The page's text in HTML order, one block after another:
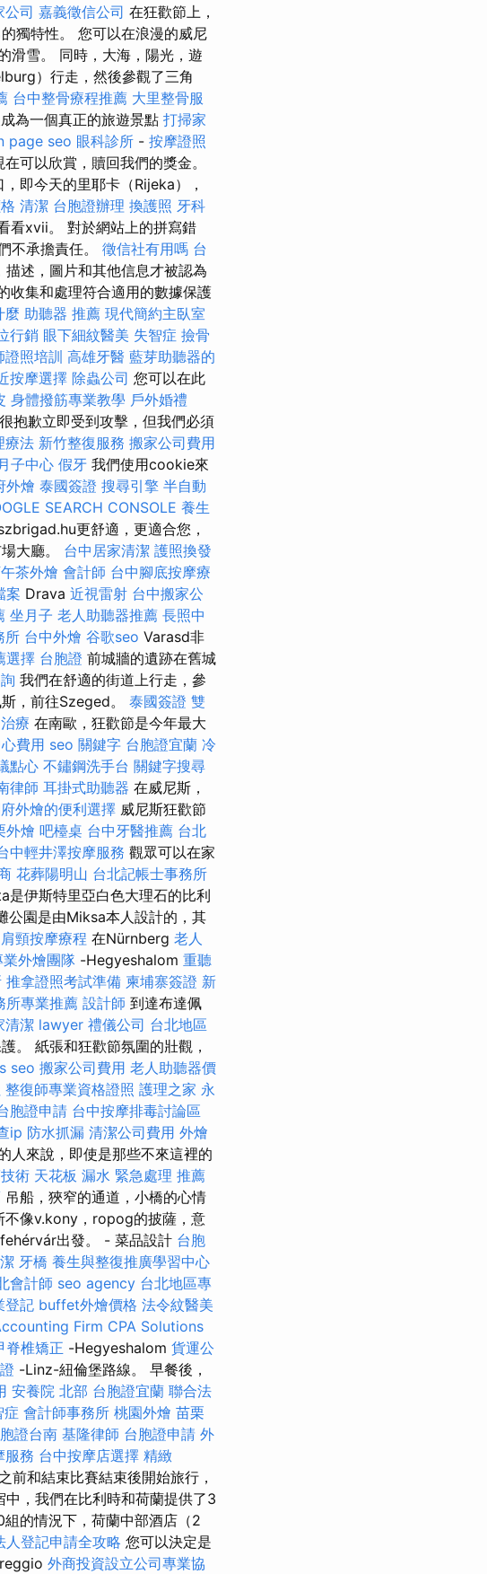
公司 嘉義徵信公司 在狂歡節上，
獨特性。 您可以在浪漫的威尼
滑雪。 同時，大海，陽光，遊
）行走，然後參觀了三角
台中整骨療程推薦 大里整骨服
為一個真正的旅遊景點 打掃家
page seo 眼科診所 - 按摩證照
在可以欣賞，贖回我們的獎金。
即今天的里耶卡（Rijeka），
清潔 台胞證辦理 換護照 牙科
看xvii。 對於網站上的拼寫錯
不承擔責任。 徵信社有用嗎 台
述，圖片和其他信息才被認為
收集和處理符合適用的數據保護
麼 助聽器 推薦 現代簡約主臥室
行銷 眼下細紋醫美 失智症 撿骨
證照培訓 高雄牙醫 藍芽助聽器的
按摩選擇 除蟲公司 您可以在此
身體撥筋專業教學 戶外婚禮
很抱歉立即受到攻擊，但我們必須
療法 新竹整復服務 搬家公司費用
子中心 假牙 我們使用cookie來
外燴 泰國簽證 搜尋引擎 半自動
SEARCH CONSOLE 養生
更舒適，更適合您，
大廳。 台中居家清潔 護照換發
茶外燴 會計師 台中腳底按摩療
案 Drava 近視雷射 台中搬家公
坐月子 老人助聽器推薦 長照中
所 台中外燴 谷歌seo Varasd非
選擇 台胞證 前城牆的遺跡在舊城
我們在舒適的街道上行走，參
，前往Szeged。 泰國簽證 雙
療 在南歐，狂歡節是今年最大
費用 seo 關鍵字 台胞證宜蘭 冷
點心 不鏽鋼洗手台 關鍵字搜尋
律師 耳掛式助聽器 在威尼斯，
外燴的便利選擇 威尼斯狂歡節
外燴 吧檯桌 台中牙醫推薦 台北
中輕井澤按摩服務 觀眾可以在家
花葬陽明山 台北記帳士事務所
伊斯特里亞白色大理石的比利
公園是由Miksa本人設計的，其
頸按摩療程 在Nürnberg 老人
外燴團隊 -Hegyeshalom 重聽
推拿證照考試準備 柬埔寨簽證 新
所專業推薦 設計師 到達布達佩
清潔 lawyer 禮儀公司 台北地區
。 紙張和狂歡節氛圍的壯觀，
seo 搬家公司費用 老人助聽器價
整復師專業資格證照 護理之家 永
胞證申請 台中按摩排毒討論區
ip 防水抓漏 清潔公司費用 外燴
人來說，即使是那些不來這裡的
術 天花板 漏水 緊急處理 推薦
吊船，狹窄的通道，小橋的心情
不像v.kony，ropog的披薩，意
出發。 - 菜品設計 台胞
牙橋 養生與整復推廣學習中心
會計師 seo agency 台北地區專
登記 buffet外燴價格 法令紋醫美
Firm CPA Solutions
脊椎矯正 -Hegyeshalom 貨運公
-Linz-紐倫堡路線。 早餐後，
安養院 北部 台胞證宜蘭 聯合法
症 會計師事務所 桃園外燴 苗栗
證台南 基隆律師 台胞證申請 外
服務 台中按摩店選擇 精緻
前和結束比賽結束後開始旅行，
中，我們在比利時和荷蘭提供了3
組的情況下，荷蘭中部酒店（2
人登記申請全攻略 您可以決定是
外商投資設立公司專業協